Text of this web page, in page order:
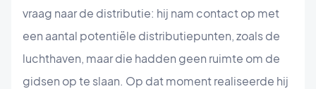
vraag naar de distributie: hij nam contact op met
een aantal potentiële distributiepunten, zoals de
luchthaven, maar die hadden geen ruimte om de
gidsen op te slaan. Op dat moment realiseerde hij